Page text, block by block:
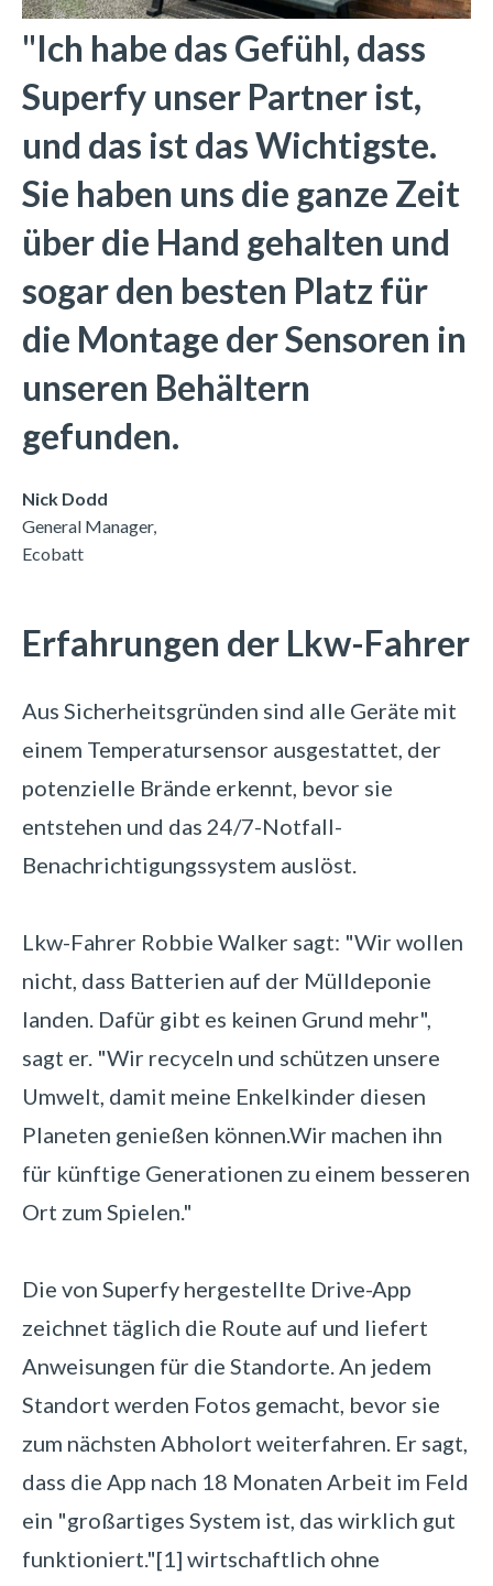
"Ich habe das Gefühl, dass
Superfy unser Partner ist,
und das ist das Wichtigste.
Sie haben uns die ganze Zeit
über die Hand gehalten und
sogar den besten Platz für
die Montage der Sensoren in
unseren Behältern
gefunden.
Nick Dodd
General Manager,
Ecobatt
Erfahrungen der Lkw-Fahrer
Aus Sicherheitsgründen sind alle Geräte mit
einem Temperatursensor ausgestattet, der
potenzielle Brände erkennt, bevor sie
entstehen und das 24/7-Notfall-
Benachrichtigungssystem auslöst.
Lkw-Fahrer Robbie Walker sagt: "Wir wollen
nicht, dass Batterien auf der Mülldeponie
landen. Dafür gibt es keinen Grund mehr",
sagt er. "Wir recyceln und schützen unsere
Umwelt, damit meine Enkelkinder diesen
Planeten genießen können.Wir machen ihn
für künftige Generationen zu einem besseren
Ort zum Spielen."
Die von Superfy hergestellte Drive-App
zeichnet täglich die Route auf und liefert
Anweisungen für die Standorte. An jedem
Standort werden Fotos gemacht, bevor sie
zum nächsten Abholort weiterfahren. Er sagt,
dass die App nach 18 Monaten Arbeit im Feld
ein "großartiges System ist, das wirklich gut
funktioniert."[1] wirtschaftlich ohne